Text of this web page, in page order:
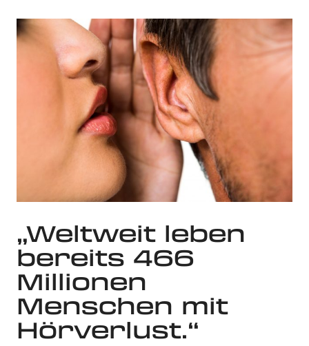
„Weltweit leben
bereits 466
Millionen
Menschen mit
Hörverlust.“